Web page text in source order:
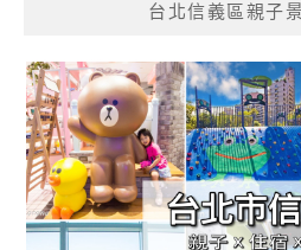
台北信義區親子